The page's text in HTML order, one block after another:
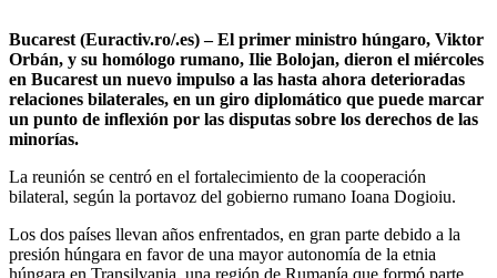
Bucarest (Euractiv.ro/.es) – El primer ministro húngaro, Viktor
Orbán, y su homólogo rumano, Ilie Bolojan, dieron el miércoles
en Bucarest un nuevo impulso a las hasta ahora deterioradas
relaciones bilaterales, en un giro diplomático que puede marcar
un punto de inflexión por las disputas sobre los derechos de las
minorías.
La reunión se centró en el fortalecimiento de la cooperación
bilateral, según la portavoz del gobierno rumano Ioana Dogioiu.
Los dos países llevan años enfrentados, en gran parte debido a la
presión húngara en favor de una mayor autonomía de la etnia